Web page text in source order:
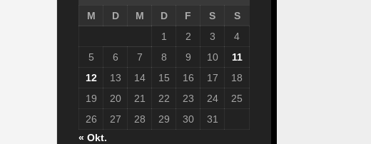
M
D M D F S
S
1
2 3
4
5
6 7 8 9 10
11
12
13 14 15 16 17
18
19
20 21 22 23 24
25
26
27 28 29 30
31
« Okt.